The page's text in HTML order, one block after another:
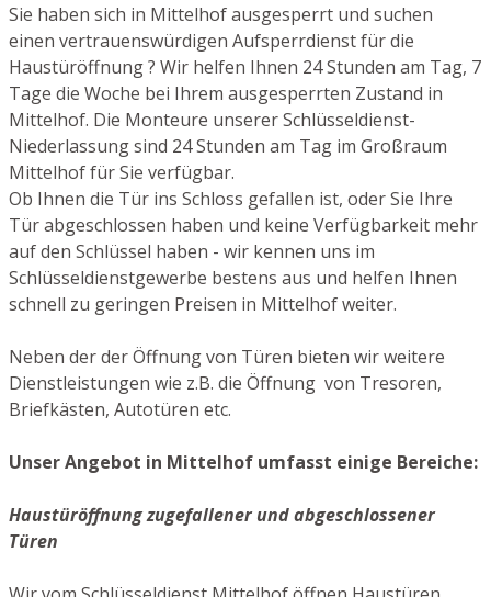
Sie haben sich in Mittelhof ausgesperrt und suchen
einen vertrauenswürdigen Aufsperrdienst für die
Haustüröffnung ? Wir helfen Ihnen 24 Stunden am Tag, 7
Tage die Woche bei Ihrem ausgesperrten Zustand in
Mittelhof. Die Monteure unserer Schlüsseldienst-
Niederlassung sind 24 Stunden am Tag im Großraum
Mittelhof für Sie verfügbar.
Ob Ihnen die Tür ins Schloss gefallen ist, oder Sie Ihre
Tür abgeschlossen haben und keine Verfügbarkeit mehr
auf den Schlüssel haben - wir kennen uns im
Schlüsseldienstgewerbe bestens aus und helfen Ihnen
schnell zu geringen Preisen in Mittelhof weiter.
Neben der der Öffnung von Türen bieten wir weitere
Dienstleistungen wie z.B. die Öffnung von Tresoren,
Briefkästen, Autotüren etc.
Unser Angebot in Mittelhof umfasst einige Bereiche:
Haustüröffnung zugefallener und abgeschlossener
Türen